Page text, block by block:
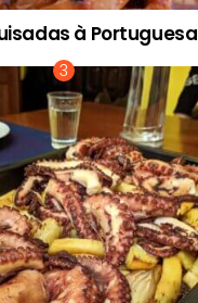
à Portuguesa